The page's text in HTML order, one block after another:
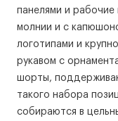
панелями и
молнии и с
логотипами и
рукавом с
шорты,
такого набора
собираются в